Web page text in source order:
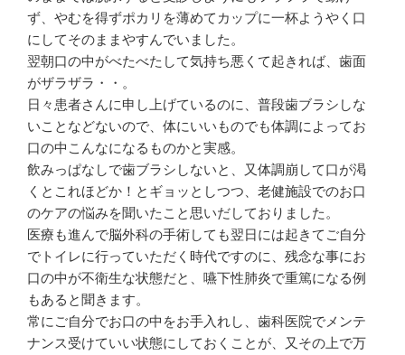
ず、やむを得ずポカリを薄めてカップに一杯ようやく口
にしてそのままやすんでいました。
翌朝口の中がべたべたして気持ち悪くて起きれば、歯面
がザラザラ・・。
日々患者さんに申し上げているのに、普段歯ブラシしな
いことなどないので、体にいいものでも体調によってお
口の中こんなになるものかと実感。
飲みっぱなしで歯ブラシしないと、又体調崩して口が渇
くとこれほどか！とギョッとしつつ、老健施設でのお口
のケアの悩みを聞いたこと思いだしておりました。
医療も進んで脳外科の手術しても翌日には起きてご自分
でトイレに行っていただく時代ですのに、残念な事にお
口の中が不衛生な状態だと、嚥下性肺炎で重篤になる例
もあると聞きます。
常にご自分でお口の中をお手入れし、歯科医院でメンテ
ナンス受けていい状態にしておくことが、又その上で万